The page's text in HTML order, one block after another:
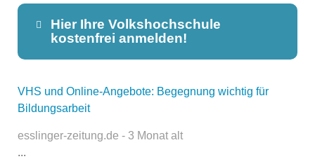
Hier Ihre Volkshochschule
kostenfrei anmelden!
Dieser Teil dient lediglich zur
Kontaktaufnahme und ist nicht
VHS und Online-Angebote: Begegnung wichtig für
Bildungsarbeit
esslinger-zeitung.de - 3 Monat alt
...